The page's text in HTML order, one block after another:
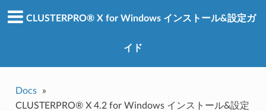
CLUSTERPRO® X for Windows インストール&設定ガ
イド
Docs
»
CLUSTERPRO® X 4.2 for Windows インストール&設定